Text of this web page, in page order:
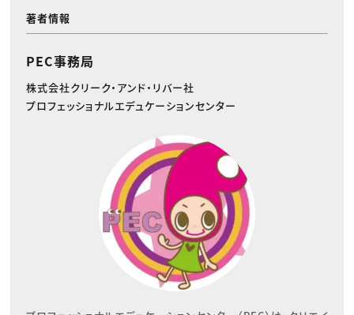
著者情報
PEC事務局
株式会社クリーク・アンド・リバー社
プロフェッショナルエデュケーションセンター